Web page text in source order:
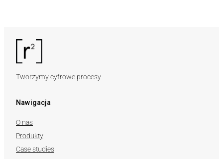
Tworzymy cyfrowe procesy
Nawigacja
O nas
Produkty
Case studies